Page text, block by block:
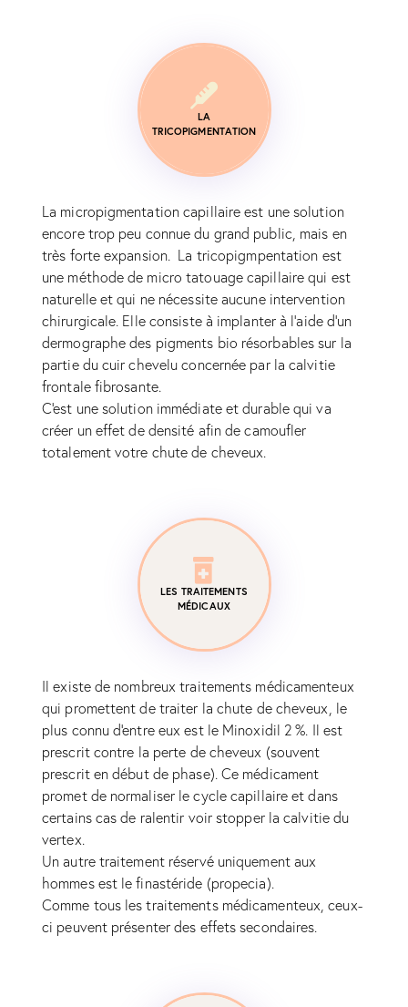
LA
TRICOPIGMENTATION
La micropigmentation capillaire est une solution
encore trop peu connue du grand public, mais en
très forte expansion. La tricopigmpentation est
une méthode de micro tatouage capillaire qui est
naturelle et qui ne nécessite aucune intervention
chirurgicale. Elle consiste à implanter à l'aide d'un
dermographe des pigments bio résorbables sur la
partie du cuir chevelu concernée par la calvitie
frontale fibrosante.
C'est une solution immédiate et durable qui va
créer un effet de densité afin de camoufler
totalement votre chute de cheveux.
LES TRAITEMENTS
MÉDICAUX
Il existe de nombreux traitements médicamenteux
qui promettent de traiter la chute de cheveux, le
plus connu d'entre eux est le Minoxidil 2 %. Il est
prescrit contre la perte de cheveux (souvent
prescrit en début de phase). Ce médicament
promet de normaliser le cycle capillaire et dans
certains cas de ralentir voir stopper la calvitie du
vertex.
Un autre traitement réservé uniquement aux
hommes est le finastéride (propecia).
Comme tous les traitements médicamenteux, ceux-
ci peuvent présenter des effets secondaires.